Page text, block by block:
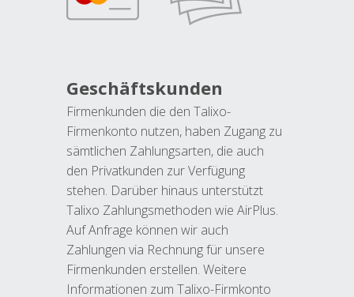
Geschäftskunden
Firmenkunden die den Talixo-
Firmenkonto nutzen, haben Zugang zu
sämtlichen Zahlungsarten, die auch
den Privatkunden zur Verfügung
stehen. Darüber hinaus unterstützt
Talixo Zahlungsmethoden wie AirPlus.
Auf Anfrage können wir auch
Zahlungen via Rechnung für unsere
Firmenkunden erstellen. Weitere
Informationen zum Talixo-Firmkonto